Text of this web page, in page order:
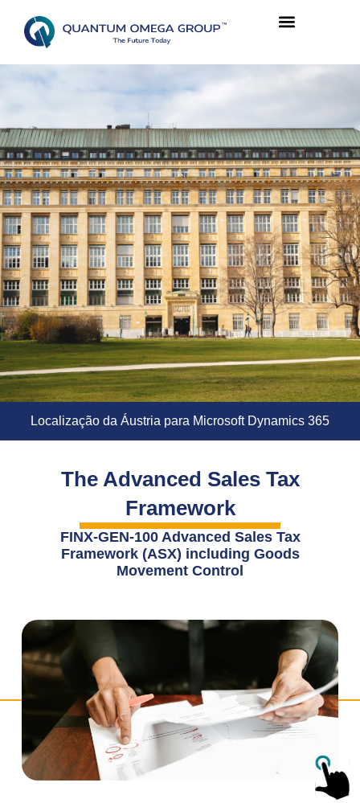
Localização da Áustria para Microsoft Dynamics 365
The Advanced Sales Tax
Framework
FINX-GEN-100 Advanced Sales Tax
Framework (ASX) including Goods
Movement Control